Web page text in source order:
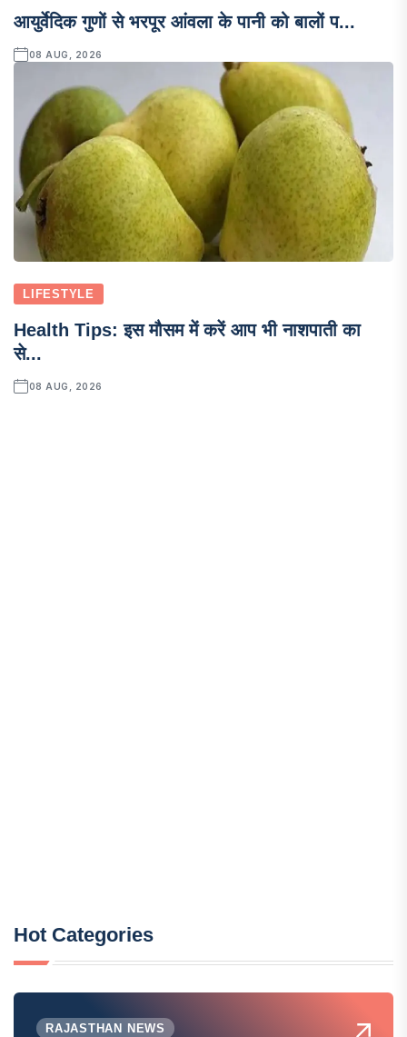
आयुर्वेदिक गुणों से भरपूर आंवला के पानी को बालों प...
08 AUG, 2026
LIFESTYLE
Health Tips: इस मौसम में करें आप भी नाशपाती का
से...
08 AUG, 2026
Hot Categories
RAJASTHAN NEWS